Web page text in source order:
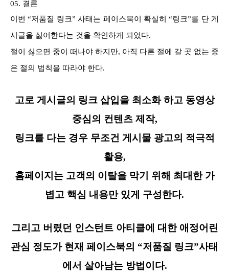
05. 결론
이번 “저품질 링크” 사태는 페이스북이 확실히 “링크”를 단 게
시글을 싫어한다는 것을 확인하게 되었다.
절이 싫으면 중이 떠나야 하지만, 아직 다른 절에 갈 곳 없는 중
은 절의 법칙을 따라야 한다.
고로 게시글의 링크 삽입을 최소화 하고 동영상
중심의 컨텐츠 제작,
링크를 다는 경우 무조건 게시물 광고의 적극적
활용,
홈페이지는 고객의 이탈을 막기 위해 최대한 가
볍고 핵심 내용만 있게 구성한다.
그리고 버렸던 인스턴트 아티클에 대한 애정어린
관심 정도가 현재 페이스북의 “저품질 링크”사태
에서 살아남는 방법이다.